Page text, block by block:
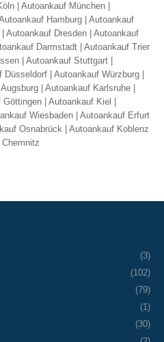
Autoankauf München
Hamburg
Autoankauf
Autoankauf Dresden
Autoankauf
Darmstadt
Autoankauf Trier
Autoankauf Stuttgart
Düsseldorf Autoankauf Würzburg
Autoankauf Karlsruhe
Göttingen Autoankauf Kiel
Wiesbaden
Autoankauf Erfurt
Osnabrück
Autoankauf Koblenz
(3)
(102)
(79)
(1)
(30)